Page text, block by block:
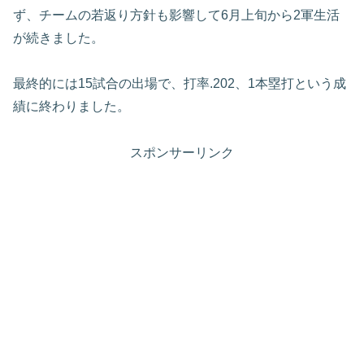
ず、チームの若返り方針も影響して6月上旬から2軍生活
が続きました。
最終的には15試合の出場で、打率.202、1本塁打という成
績に終わりました。
スポンサーリンク